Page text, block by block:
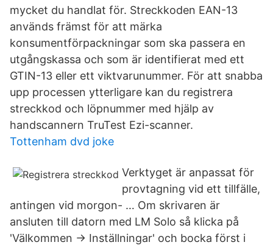
mycket du handlat för. Streckkoden EAN-13
används främst för att märka
konsumentförpackningar som ska passera en
utgångskassa och som är identifierat med ett
GTIN-13 eller ett viktvarunummer. För att snabba
upp processen ytterligare kan du registrera
streckkod och löpnummer med hjälp av
handscannern TruTest Ezi-scanner.
Tottenham dvd joke
Verktyget är anpassat för
provtagning vid ett tillfälle,
antingen vid morgon- … Om skrivaren är
ansluten till datorn med LM Solo så klicka på
'Välkommen -> Inställningar' och bocka först i